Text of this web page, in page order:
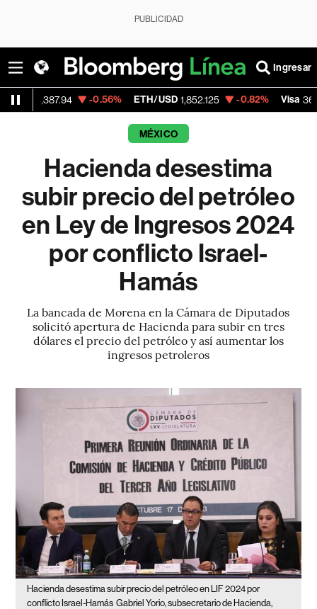
PUBLICIDAD
Ingresar
-0.56% ETH/USD 1,852.125 -0.82% Visa 365.67 -
MÉXICO
Hacienda desestima
subir precio del petróleo
en Ley de Ingresos 2024
por conflicto Israel-
Hamás
La bancada de Morena en la Cámara de Diputados
solicitó apertura de Hacienda para subir en tres
dólares el precio del petróleo y así aumentar los
ingresos petroleros
Hacienda desestima subir precio del petróleo en LIF 2024 por
conflicto Israel-Hamás Gabriel Yorio, subsecretario de Hacienda,